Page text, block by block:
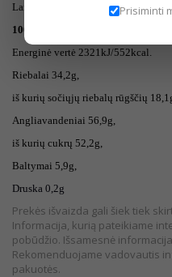
Laikyti sausoje ir vėsioje vietoje.
100gr produkto maistingumas:
Energinė vertė 2321kJ/552kcal.
Riebalai 34,2g,
iš kurių sočiųjų riebalų rūgščių
Angliavandeniai 56,9g,
iš kurių cukrų 52,2g,
Baltymai 5,9g,
Druska 0,2g
Prekės išvaizda gali šiek tiek
Informacija, kurią pateikiame
pobūdžio. Išsamesnė
Rekomenduojame vadovautis
pakuotės.
Prisiminti